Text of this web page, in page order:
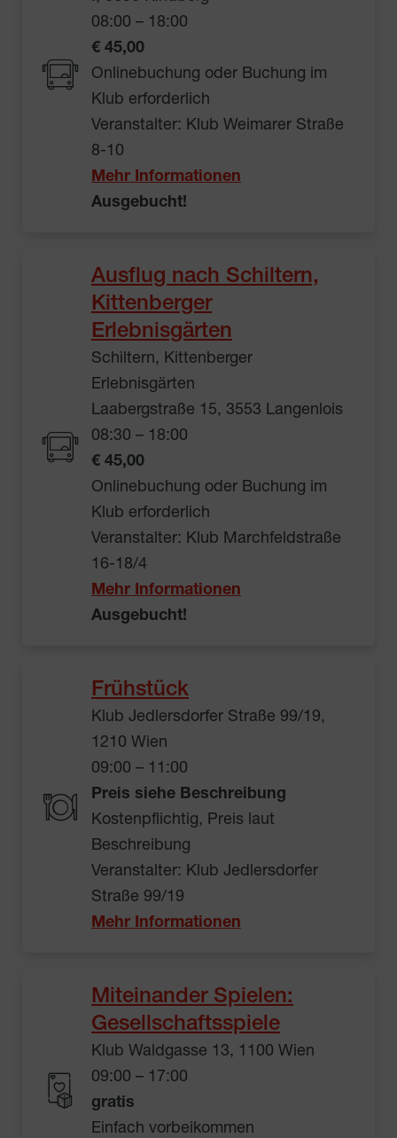
08:00 – 18:00
€ 45,00
Onlinebuchung oder Buchung im
Klub erforderlich
Veranstalter: Klub Weimarer Straße
8-10
Mehr Informationen
Ausgebucht!
Ausflug nach Schiltern,
Kittenberger
Erlebnisgärten
Schiltern, Kittenberger
Erlebnisgärten
Laabergstraße 15, 3553 Langenlois
08:30 – 18:00
€ 45,00
Onlinebuchung oder Buchung im
Klub erforderlich
Veranstalter: Klub Marchfeldstraße
16-18/4
Mehr Informationen
Ausgebucht!
Frühstück
Klub Jedlersdorfer Straße 99/19,
1210 Wien
09:00 – 11:00
Preis siehe Beschreibung
Kostenpflichtig, Preis laut
Beschreibung
Veranstalter: Klub Jedlersdorfer
Straße 99/19
Mehr Informationen
Miteinander Spielen:
Gesellschaftsspiele
Klub Waldgasse 13, 1100 Wien
09:00 – 17:00
gratis
Einfach vorbeikommen